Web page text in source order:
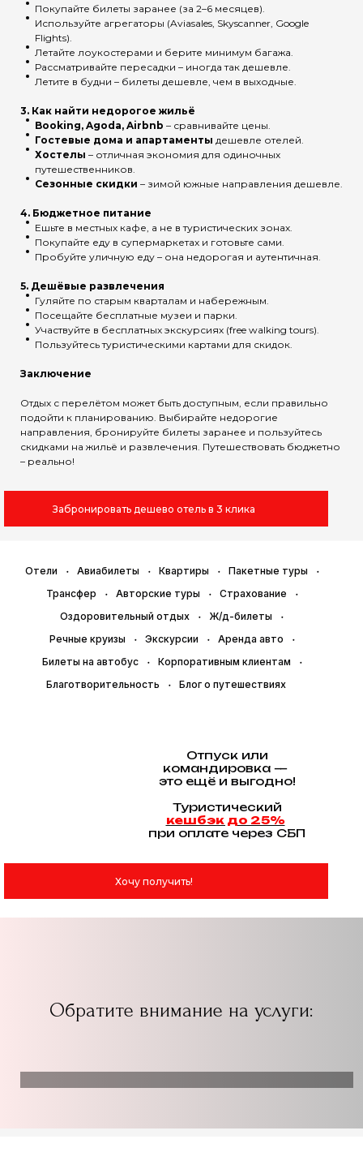
Покупайте билеты заранее (за 2–6 месяцев).
Используйте агрегаторы (Aviasales, Skyscanner, Google
Flights).
Летайте лоукостерами и берите минимум багажа.
Рассматривайте пересадки – иногда так дешевле.
Летите в будни – билеты дешевле, чем в выходные.
3. Как найти недорогое жильё
Booking, Agoda, Airbnb – сравнивайте цены.
Гостевые дома и апартаменты дешевле отелей.
Хостелы – отличная экономия для одиночных
путешественников.
Сезонные скидки – зимой южные направления дешевле.
4. Бюджетное питание
Ешьте в местных кафе, а не в туристических зонах.
Покупайте еду в супермаркетах и готовьте сами.
Пробуйте уличную еду – она недорогая и аутентичная.
5. Дешёвые развлечения
Гуляйте по старым кварталам и набережным.
Посещайте бесплатные музеи и парки.
Участвуйте в бесплатных экскурсиях (free walking tours).
Пользуйтесь туристическими картами для скидок.
Заключение
Отдых с перелётом может быть доступным, если правильно
подойти к планированию. Выбирайте недорогие
направления, бронируйте билеты заранее и пользуйтесь
скидками на жильё и развлечения. Путешествовать бюджетно
– реально!
Забронировать дешево отель в 3 клика
Отели Авиабилеты Квартиры
Пакетные туры
Трансфер
Авторские туры
Страхование
Оздоровительный отдых
Ж/д-билеты
Речные круизы
Экскурсии
Аренда авто
Билеты на автобус
Корпоративным клиентам
Благотворительность
Блог о путешествиях
Хочу получить!
Отпуск или
командировка —
это ещё и выгодно!
Туристический
кешбэк до 25%
при оплате через СБП
Обратите внимание на услуги: